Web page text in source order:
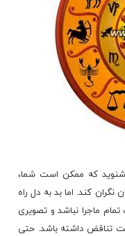
که ممکن است شما،
نگران کند. اما بد به دل راه
ماجرا نباشد و تصویری
تناقض داشته باشد. حتی